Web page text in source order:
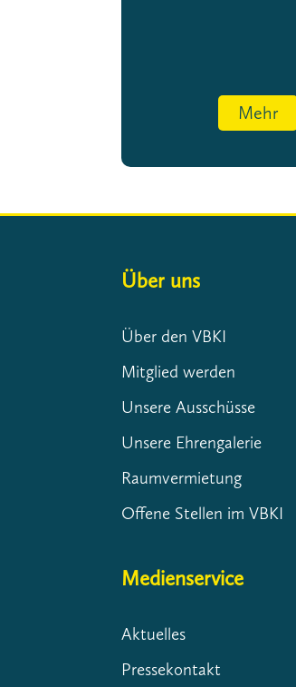
Mehr
Über uns
Über den VBKI
Mitglied werden
Unsere Ausschüsse
Unsere Ehrengalerie
Raumvermietung
Offene Stellen im VBKI
Medienservice
Aktuelles
Pressekontakt